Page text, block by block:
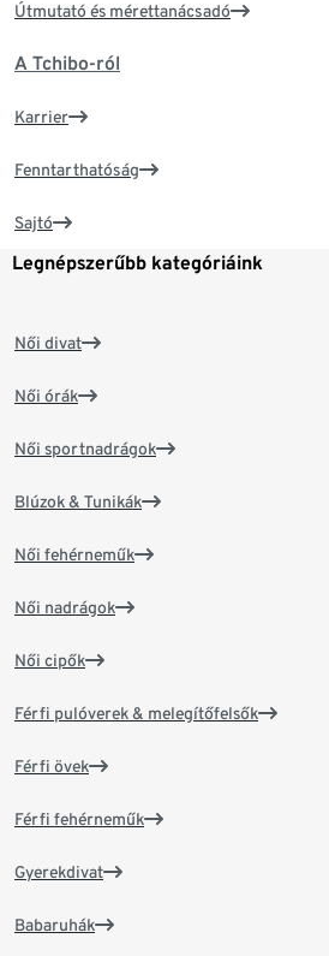
Útmutató és mérettanácsadó
A Tchibo-ról
Karrier
Fenntarthatóság
Sajtó
Legnépszerűbb kategóriáink
Női divat
Női órák
Női sportnadrágok
Blúzok & Tunikák
Női fehérneműk
Női nadrágok
Női cipők
Férfi pulóverek & melegítőfelsők
Férfi övek
Férfi fehérneműk
Gyerekdivat
Babaruhák